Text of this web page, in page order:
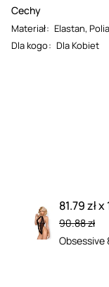
Cechy
Materiał: Elastan,
Dla kogo: Dla Kobiet
81.79 zł
90.88 zł
Obsessive